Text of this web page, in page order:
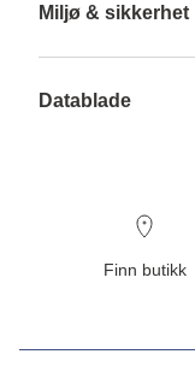
Miljø & sikkerhet
Datablade
Finn butikk